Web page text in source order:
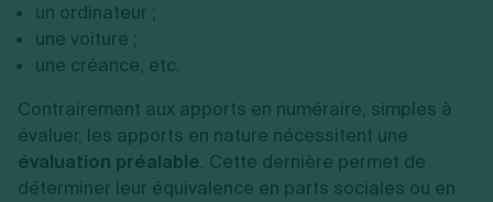
un ordinateur ;
une voiture ;
une créance, etc.
Contrairement aux apports en numéraire, simples à
évaluer, les apports en nature nécessitent une
évaluation préalable. Cette dernière permet de
déterminer leur équivalence en parts sociales ou en